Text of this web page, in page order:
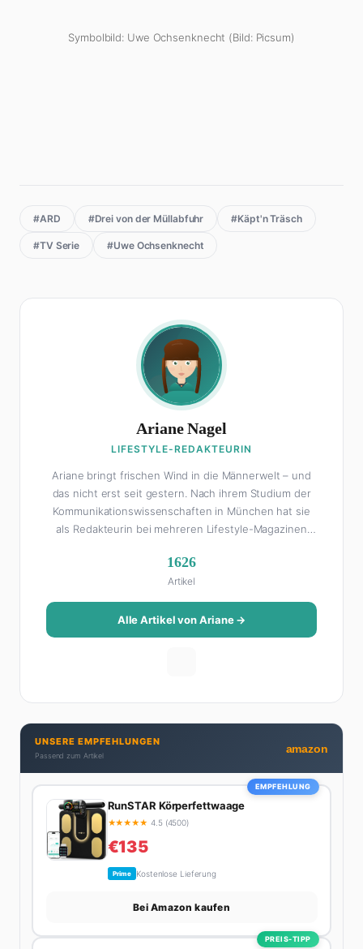
Symbolbild: Uwe Ochsenknecht (Bild: Picsum)
#ARD #Drei von der Müllabfuhr #Käpt'n Träsch
#TV Serie #Uwe Ochsenknecht
Ariane Nagel
LIFESTYLE-REDAKTEURIN
Ariane bringt frischen Wind in die Männerwelt – und
das nicht erst seit gestern. Nach ihrem Studium der
Kommunikationswissenschaften in München hat sie
als Redakteurin bei mehreren Lifestyle-Magazinen
Als Lifestyle-Redakteurin schreibt sie über alles, was
das Leben schöner macht: von Interior Design und
Reise-Tipps über Food-Trends bis hin zu
Beziehungsratgebern, die auch Männer gerne lesen.
Ihre Geheimwaffe: Sie weiß genau, was Frauen an
Brunch-Spot der Stadt. Ihre Interior-Tipps basieren
auf echter Erfahrung – ihre Wohnung wurde schon
zweimal in Design-Blogs gefeatured.
1626
Artikel
Alle Artikel von Ariane →
UNSERE EMPFEHLUNGEN
Passend zum Artikel
amazon
EMPFEHLUNG
RunSTAR Körperfettwaage
★★★★★ 4.5 (4500)
€135
Prime Kostenlose Lieferung
Bei Amazon kaufen
PREIS-TIPP